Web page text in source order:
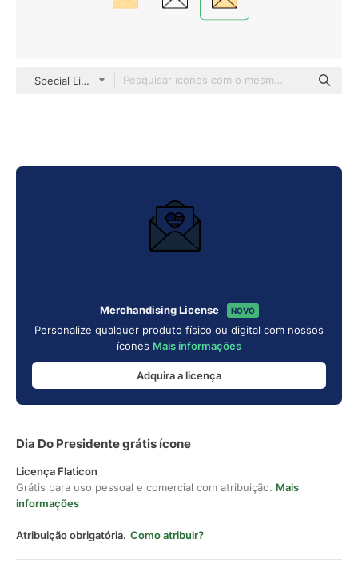
Special Lineal color
Merchandising License NOVO
Personalize qualquer produto físico ou digital com nossos
ícones Mais informações
Adquira a licença
Dia Do Presidente grátis ícone
Licença Flaticon
Grátis para uso pessoal e comercial com atribuição. Mais
informações
Atribuição obrigatória. Como atribuir?